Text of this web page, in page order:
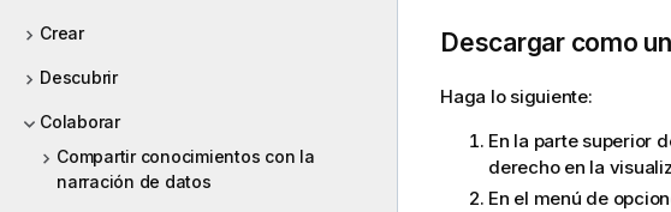
Crear
Descubrir
Colaborar
Compartir conocimientos con la
narración de datos
Descargar como
Haga lo siguiente:
En la parte superior
derecho en la
En el menú de